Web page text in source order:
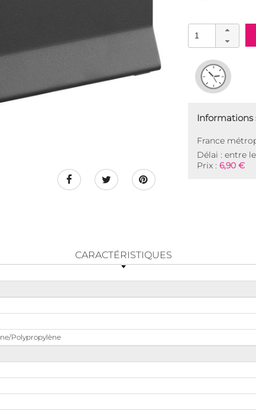
Informations
France
Délai : entre le
Prix : 6,90 €
CARACTÉRISTIQUES
Polypropylène